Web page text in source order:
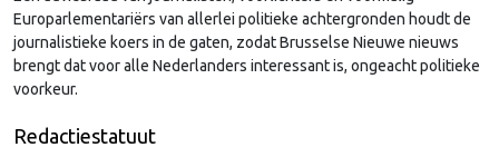
Europarlementariërs van allerlei politieke achtergronden houdt de
journalistieke koers in de gaten, zodat Brusselse Nieuwe nieuws
brengt dat voor alle Nederlanders interessant is, ongeacht politieke
voorkeur.
Redactiestatuut